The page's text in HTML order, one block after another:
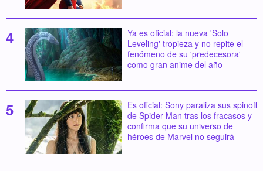
Ya es oficial: la nueva 'Solo
Leveling' tropieza y no repite el
fenómeno de su 'predecesora'
como gran anime del año
Es oficial: Sony paraliza sus spinoff
de Spider-Man tras los fracasos y
confirma que su universo de
héroes de Marvel no seguirá